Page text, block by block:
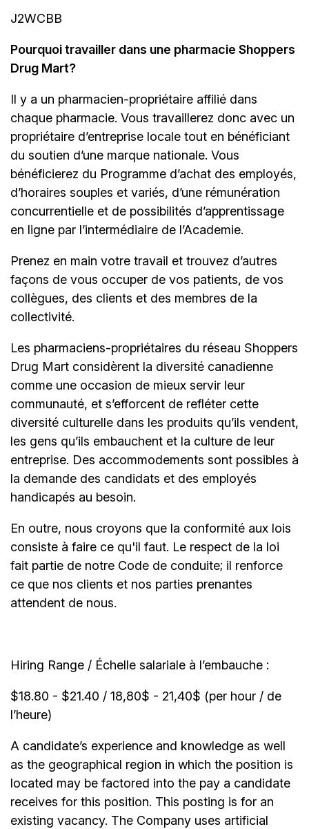
J2WCBB
Pourquoi travailler dans une pharmacie Shoppers
Drug Mart?
Il y a un pharmacien-propriétaire affilié dans
chaque pharmacie. Vous travaillerez donc avec un
propriétaire d’entreprise locale tout en bénéficiant
du soutien d’une marque nationale. Vous
bénéficierez du Programme d’achat des employés,
d’horaires souples et variés, d’une rémunération
concurrentielle et de possibilités d’apprentissage
en ligne par l’intermédiaire de l’Academie.
Prenez en main votre travail et trouvez d’autres
façons de vous occuper de vos patients, de vos
collègues, des clients et des membres de la
collectivité.
Les pharmaciens-propriétaires du réseau Shoppers
Drug Mart considèrent la diversité canadienne
comme une occasion de mieux servir leur
communauté, et s’efforcent de refléter cette
diversité culturelle dans les produits qu’ils vendent,
les gens qu’ils embauchent et la culture de leur
entreprise. Des accommodements sont possibles à
la demande des candidats et des employés
handicapés au besoin.
En outre, nous croyons que la conformité aux lois
consiste à faire ce qu'il faut. Le respect de la loi
fait partie de notre Code de conduite; il renforce
ce que nos clients et nos parties prenantes
attendent de nous.
Hiring Range / Échelle salariale à l’embauche :
$18.80 - $21.40 / 18,80$ - 21,40$ (per hour / de
l’heure)
A candidate’s experience and knowledge as well
as the geographical region in which the position is
located may be factored into the pay a candidate
receives for this position. This posting is for an
existing vacancy. The Company uses artificial